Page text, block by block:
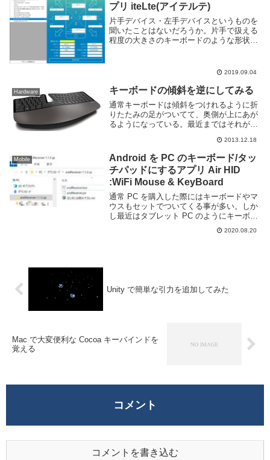
プリ iteLte(アイテルテ)
片手デバイス・左手デバイスというものを
聞いたことはないだろうか。片手で扱える
程度の大きさのキーボードのような形状で
アプリケーションを頻繁に利用する人向け
2019.09.04
Hardware キーボードの傾斜を逆にしてみる
通常キーボードは傾斜をつけれるように折
りたたみの足がついてて、奥側が上にあが
るようになっている。最近まではそれが普
ど同僚が買ってきた Microsoft のエルゴノ
ミクスキーボードに手前側が上がるよう
に...
2013.12.18
Mobile
Android を PC のキーボード/タッ
チパッドにするアプリ Air HID
:WiFi Mouse & KeyBoard
通常 PC を購入した際にはキーボードやマ
ウスもセットでついてくる事が多い。しか
し最近はタブレット PC のようにキーボー
ドが付属していないマシンもあるようだ。
また、長く使っていると壊れてしまう事も
2020.08.20
Unity で簡単な引力を追加してみた
Mac で大変便利な Cocoa キーバインドを
覚える
コメント
コメントを書き込む